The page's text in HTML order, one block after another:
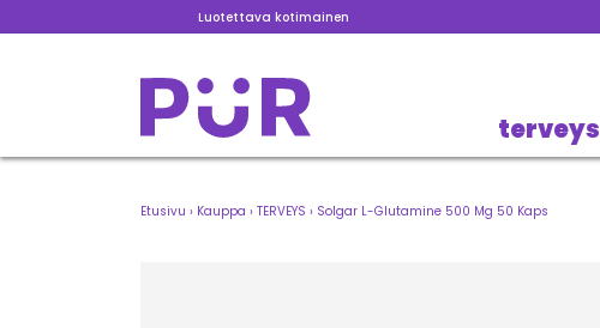
Luotettava kotimainen
terveys
Etusivu › Kauppa › TERVEYS › Solgar L-Glutamine 500 Mg 50 Kaps